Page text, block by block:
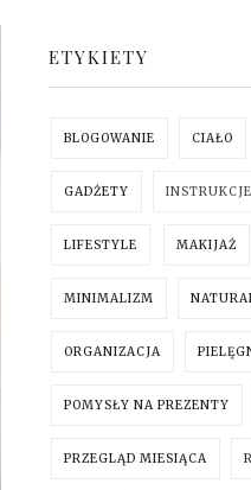
ETYKIETY
BLOGOWANIE CIAŁO
GADŻETY INSTRUKCJE
LIFESTYLE MAKIJAŻ
MINIMALIZM
ORGANIZACJA
POMYSŁY NA PREZENTY
PRZEGLĄD MIESIĄCA